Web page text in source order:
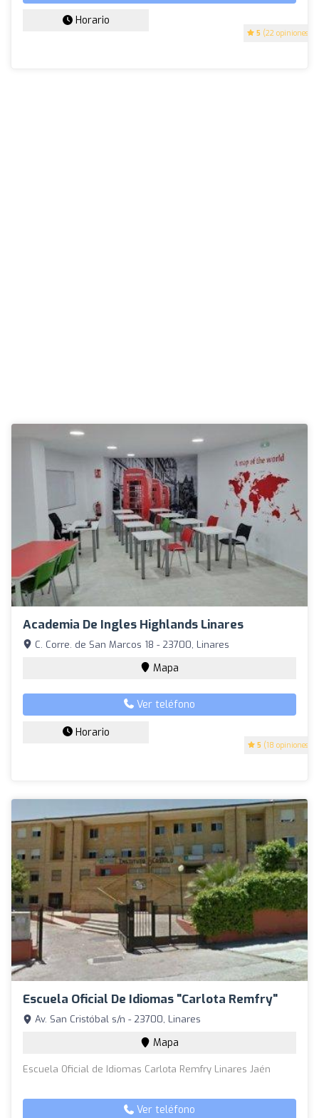
5 (22 opiniones)
Horario
Academia De Ingles Highlands Linares
5 (18 opiniones)
C. Corre. de San Marcos 18 - 23700, Linares
Mapa
Ver teléfono
Horario
Escuela Oficial De Idiomas "Carlota Remfry"
Av. San Cristóbal s/n - 23700, Linares
Mapa
Escuela Oficial de Idiomas Carlota Remfry Linares Jaén
Ver teléfono